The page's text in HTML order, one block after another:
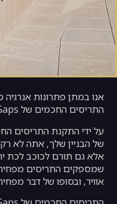
אנו במתן פתרונות אנרגיה
התריסים החכמים של SolarGaps
של הבניין שלך, אתה לא
אלא גם תורם לכוכב לכת
שמספקים התריסים
אוויר, ובסופו של דבר